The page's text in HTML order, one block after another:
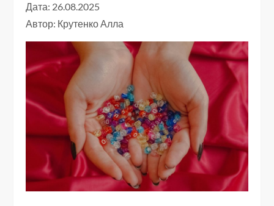
Дата: 26.08.2025
Автор: Крутенко Алла